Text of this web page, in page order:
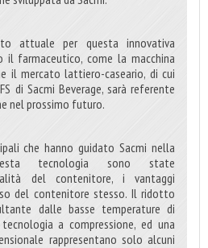
attuale per questa innovativa
farmaceutico, come la macchina
il mercato lattiero-caseario, di cui
di Sacmi Beverage, sarà referente
nel prossimo futuro.
che hanno guidato Sacmi nella
tecnologia sono state
del contenitore, i vantaggi
del contenitore stesso. Il ridotto
dalle basse temperature di
a compressione, ed una
rappresentano solo alcuni